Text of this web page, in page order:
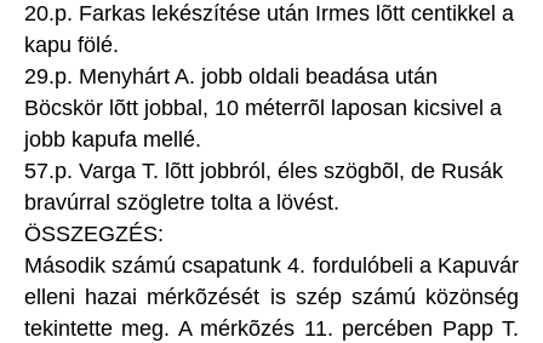
20.p. Farkas lekészítése után Irmes lõtt centikkel a
kapu fölé.
29.p. Menyhárt A. jobb oldali beadása után
Böcskör lõtt jobbal, 10 méterrõl laposan kicsivel a
jobb kapufa mellé.
57.p. Varga T. lõtt jobbról, éles szögbõl, de Rusák
bravúrral szögletre tolta a lövést.
ÖSSZEGZÉS:
Második számú csapatunk 4. fordulóbeli a Kapuvár
elleni hazai mérkõzését is szép számú közönség
tekintette meg. A mérkõzés 11. percében Papp T.